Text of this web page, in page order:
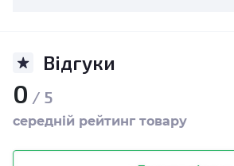
Відгуки
0 / 5
середній рейтинг товару